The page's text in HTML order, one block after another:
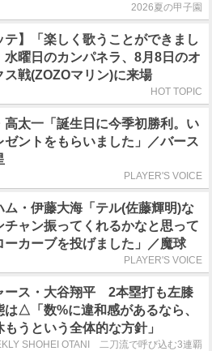
2026夏の甲子園
テ】「楽しく歌うことができまし
水曜日のカンパネラ、8月8日のオ
ス戦(ZOZOマリン)に来場
HOT TOPIC
高太一「誕生日に今季初勝利。い
ゼントをもらいました」／バース
PLAYER'S VOICE
ム・伊藤大海「テル(佐藤輝明)な
チャン振ってくれるかなと思って
ーカーブを投げました」／魔球
PLAYER'S VOICE
ース・大谷翔平 2本塁打も左膝
は△「数%に違和感があるなら、
もうという全体的な方針」
SHOHEI OTANI 二刀流で呼び込む3連覇